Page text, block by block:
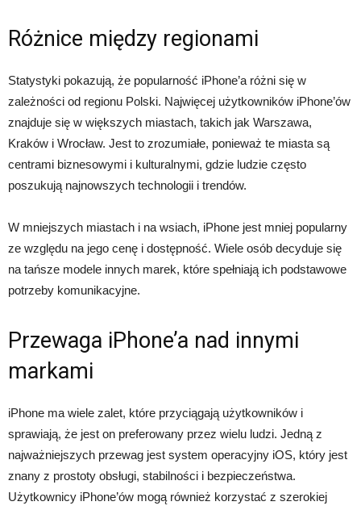
Różnice między regionami
Statystyki pokazują, że popularność iPhone’a różni się w
zależności od regionu Polski. Najwięcej użytkowników iPhone’ów
znajduje się w większych miastach, takich jak Warszawa,
Kraków i Wrocław. Jest to zrozumiałe, ponieważ te miasta są
centrami biznesowymi i kulturalnymi, gdzie ludzie często
poszukują najnowszych technologii i trendów.
W mniejszych miastach i na wsiach, iPhone jest mniej popularny
ze względu na jego cenę i dostępność. Wiele osób decyduje się
na tańsze modele innych marek, które spełniają ich podstawowe
potrzeby komunikacyjne.
Przewaga iPhone’a nad innymi
markami
iPhone ma wiele zalet, które przyciągają użytkowników i
sprawiają, że jest on preferowany przez wielu ludzi. Jedną z
najważniejszych przewag jest system operacyjny iOS, który jest
znany z prostoty obsługi, stabilności i bezpieczeństwa.
Użytkownicy iPhone’ów mogą również korzystać z szerokiej